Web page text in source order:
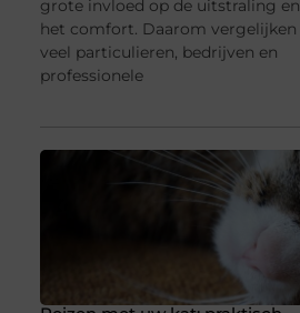
grote invloed op de uitstraling en
het comfort. Daarom vergelijken
veel particulieren, bedrijven en
professionele